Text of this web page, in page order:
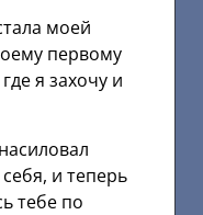
моей
первому
я захочу и
и теперь
тебе по